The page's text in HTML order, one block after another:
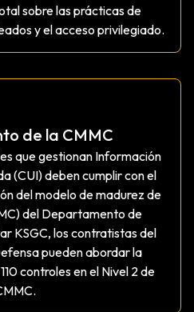
sobre las prácticas de
y el acceso privilegiado.
de la CMMC
que gestionan Información
(CUI) deben cumplir con el
del modelo de madurez de
del Departamento de
KSGC, los contratistas del
pueden abordar la
controles en el Nivel 2 de